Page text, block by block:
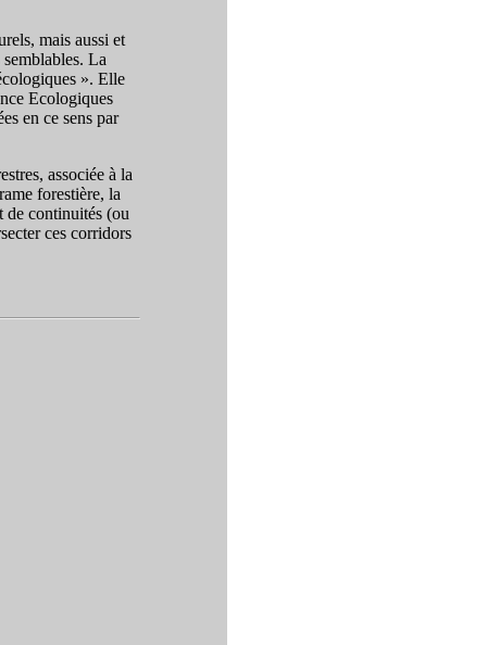
mais aussi et
La
». Elle
Ecologiques
en ce sens par
associée à la
forestière, la
de continuités (ou
ces corridors